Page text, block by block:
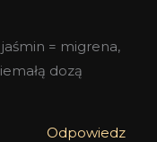
= migrena,
dozą
Odpowiedz